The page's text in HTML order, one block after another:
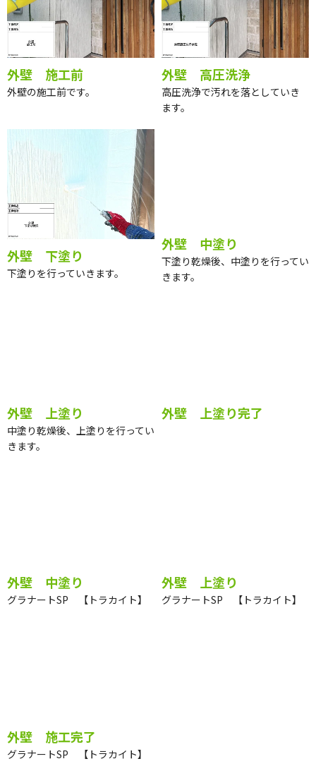
外壁 施工前 外壁 高圧洗浄
高圧洗浄で汚れを落としていき
外壁 下塗り 外壁 中塗り
下塗り乾燥後、中塗りを行ってい
外壁 上塗り